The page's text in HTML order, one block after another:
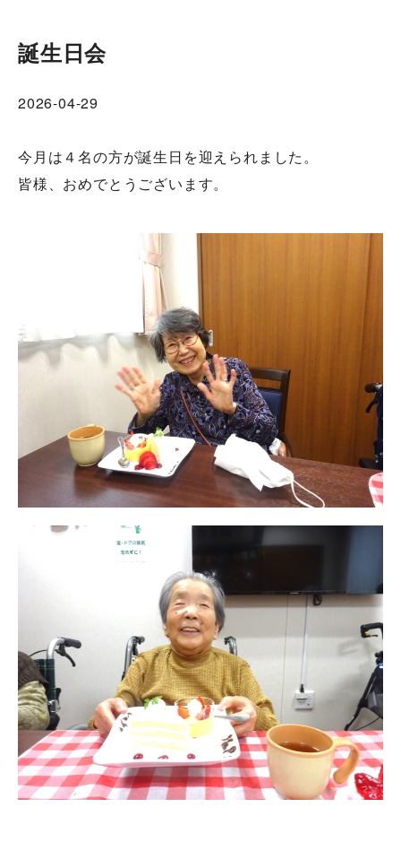
誕生日会
2026-04-29
今月は４名の方が誕生日を迎えられました。
皆様、おめでとうございます。